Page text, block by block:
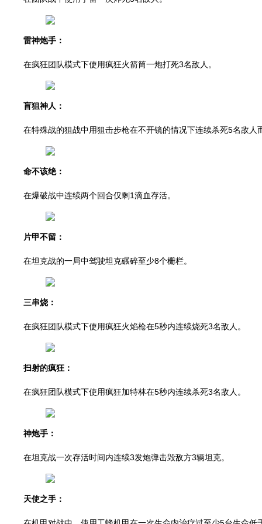
雷神炮手：
在疯狂团队模式下使用疯狂火箭筒一炮打死3名敌人。
盲狙神人：
在特殊战的狙战中用狙击步枪在不开镜的情况下连续杀死5名敌人
命不该绝：
在爆破战中连续两个回合仅剩1滴血存活。
片甲不留：
在坦克战的一局中驾驶坦克碾碎至少8个栅栏。
三串烧：
在疯狂团队模式下使用疯狂火焰枪在5秒内连续烧死3名敌人。
扫射的疯狂：
在疯狂团队模式下使用疯狂加特林在5秒内连续杀死3名敌人。
神炮手：
在坦克战一次存活时间内连续3发炮弹击毁敌方3辆坦克。
天使之手：